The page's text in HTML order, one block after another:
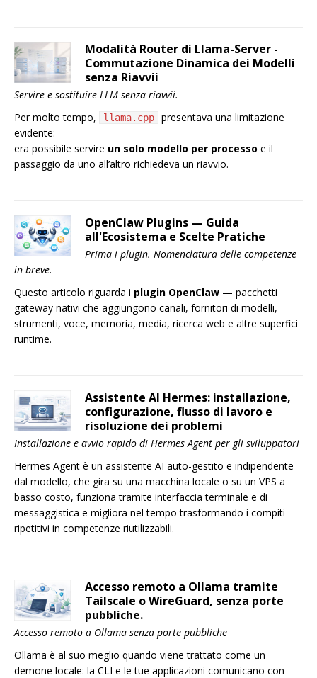
Modalità Router di Llama-Server -
Commutazione Dinamica dei Modelli
senza Riavvii
Servire e sostituire LLM senza riavvii.
Per molto tempo,
llama.cpp
presentava una limitazione
evidente:
era possibile servire un solo modello per processo e il
passaggio da uno all’altro richiedeva un riavvio.
OpenClaw Plugins — Guida
all'Ecosistema e Scelte Pratiche
Prima i plugin. Nomenclatura delle competenze
in breve.
Questo articolo riguarda i plugin OpenClaw — pacchetti
gateway nativi che aggiungono canali, fornitori di modelli,
strumenti, voce, memoria, media, ricerca web e altre superfici
runtime.
Assistente AI Hermes: installazione,
configurazione, flusso di lavoro e
risoluzione dei problemi
Installazione e avvio rapido di Hermes Agent per gli sviluppatori
Hermes Agent è un assistente AI auto-gestito e indipendente
dal modello, che gira su una macchina locale o su un VPS a
basso costo, funziona tramite interfaccia terminale e di
messaggistica e migliora nel tempo trasformando i compiti
ripetitivi in competenze riutilizzabili.
Accesso remoto a Ollama tramite
Tailscale o WireGuard, senza porte
pubbliche.
Accesso remoto a Ollama senza porte pubbliche
Ollama è al suo meglio quando viene trattato come un
demone locale: la CLI e le tue applicazioni comunicano con